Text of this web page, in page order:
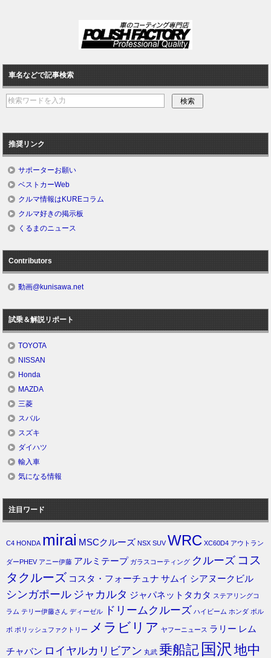
車名などで記事検索
推奨リンク
サポーターお願い
ベストカーWeb
クルマ情報はKUREコラム
クルマ好きの掲示板
くるまのニュース
Contributors
動画@kunisawa.net
試乗＆解説リポート
TOYOTA
NISSAN
Honda
MAZDA
三菱
スバル
スズキ
ダイハツ
輸入車
気になる情報
注目ワード
C4 HONDA mirai MSCクルーズ NSX SUV WRC XC60D4 アウトラン
ダーPHEV アニー伊藤 アルミテープ ガラスコーティング クルーズ コス
タクルーズ コスタ・フォーチュナ サムイ シアヌークビル
シンガポール ジャカルタ ジャパネットタカタ ステアリングコ
ラム テリー伊藤さん ディーゼル ドリームクルーズ ハイビーム ホンダ ボル
ボ ポリッシュファクトリー メラビリア ヤフーニュース ラリー レム
チャバン ロイヤルカリビアン 丸武 乗船記 国沢 地中